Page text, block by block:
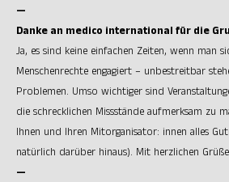
—
Danke an medico international für die
Ja, es sind keine einfachen Zeiten, wenn man
Menschenrechte engagiert – unbestreitbar
Problemen. Umso wichtiger sind
die schrecklichen Missstände aufmerksam zu
Ihnen und Ihren Mitorganisator: innen alles
natürlich darüber hinaus). Mit herzlichen
—